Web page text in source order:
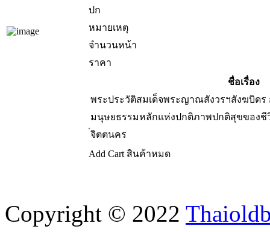
ปก
หมายเหตุ
จำนวนหน้า
ราคา
ชื่อเรื่อง
พระประวัติสมเด็จพระญาณสังวรฯสังฆบิดร
มนุษยธรรมหลักแห่งปกติภาพปกติสุขของชี
่จิตตนคร
Add Cart สินค้าหมด
Copyright © 2022